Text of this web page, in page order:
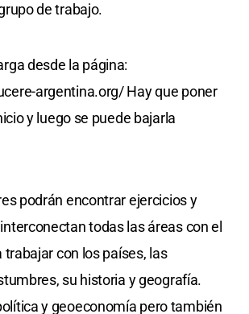
de trabajo.
desde la página:
argentina.org/ Hay que poner
y luego se puede bajarla
podrán encontrar ejercicios y
todas las áreas con el
con los países, las
su historia y geografía.
y geoeconomía pero también